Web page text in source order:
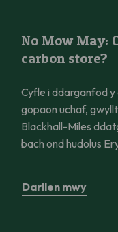
No Mow May:
carbon store?
Cyfle i ddarganfod
gopaon uchaf,
Blackhall-Miles
bach ond hudolus
Darllen mwy